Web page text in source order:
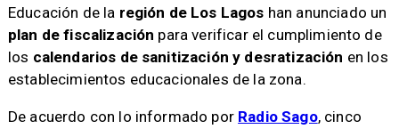
Educación de la región de Los Lagos han anunciado un
plan de fiscalización para verificar el cumplimiento de
los calendarios de sanitización y desratización en los
establecimientos educacionales de la zona.
De acuerdo con lo informado por Radio Sago, cinco